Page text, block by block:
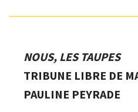
NOUS, LES TAUPES
TRIBUNE LIBRE DE
PAULINE PEYRADE